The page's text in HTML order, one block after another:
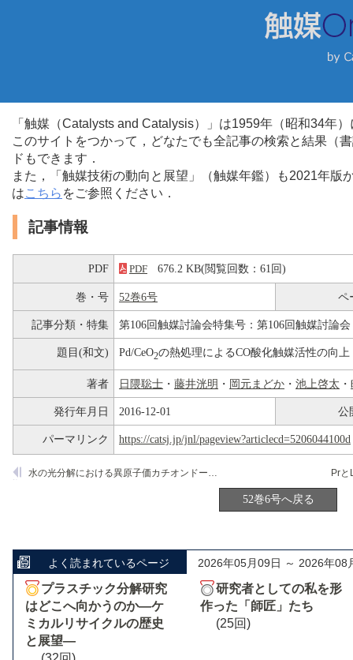
「触媒（Catalysts and Catalysis）」は1959年（昭和34年
このサイトをつかって，どなたでも全記事の検索と結果（
ドもできます．
また，「触媒技術の動向と展望」（触媒年鑑）も2021年
はこちら をご参照ください．
記事情報
PDF PDF 676.2 KB(閲覧回数：61回)
巻・号 52巻6号 ペ
記事分類・特集 第106回触媒討論会特集号：第106回触媒討論会
題目(和文) Pd/CeO2の熱処理によるCO酸化触媒活性の向上
著者 日隈聡士 ・ 藤井洸明 ・ 岡元まどか ・ 池上啓太 ・
発行年月日 2016-12-01 公
パーマリンク https://catsj.jp/jnl/pageview?articlecd=5206044100d
Pr
水の光分解における異原子価カチオンドーピングの効果
52巻6号へ戻る
よく読まれているページ 2026年05月09日 ～ 2026年08
プラスチック分解研究
はどこへ向かうのか―ケ
ミカルリサイクルの歴史
と展望―
研究者としての私を形
作った「師匠」たち
(25回)